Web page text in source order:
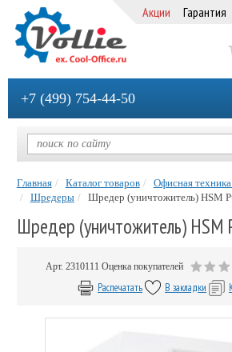
Акции Гарантия
+7 (499) 754-44-50
Главная Каталог товаров
Офисная
Шредеры
Шредер (уничтожитель) HSM
Шредер (уничтожитель) HSM
Арт. 2310111 Оценка покупателей
Распечатать В закладки